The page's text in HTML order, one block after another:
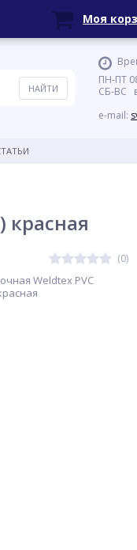
ПН-ПТ
СБ-ВС
e-mail:
красная
(0)
Weldtex PVC
Моя